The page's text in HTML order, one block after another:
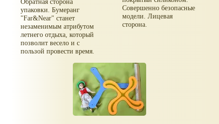
упаковки. Бумеранг
"Far&Near" станет
незаменимым атрибутом
летнего отдыха, который
позволит весело и с
пользой провести время.
Совершенно безопасные
модели. Лицевая
сторона.